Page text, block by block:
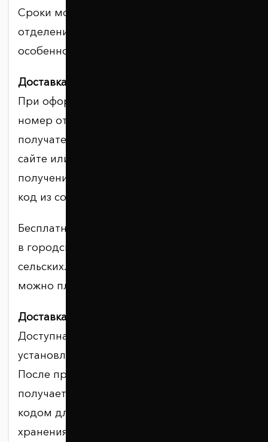
Сроки могут увеличиваться из-за графика
отделения, выходных дней или
особенностей маршрута.
Доставка в отделение.
При оформлении указывается индекс,
номер отделения, имя и телефон
получателя. Отследить заказ можно на
сайте или в приложении «Укрпочты». Для
получения потребуется документ либо
код из сообщения.
Бесплатное хранение составляет 7 дней
в городских отделениях и 14 дней в
сельских. При необходимости срок
можно платно продлить.
Доставка в почтомат.
Доступна в населённых пунктах, где
установлены почтоматы «Укрпочты».
После прибытия заказа получатель
получает SMS или Viber-сообщение с
кодом для открытия ячейки. Срок
хранения в почтомате — 7 календарных